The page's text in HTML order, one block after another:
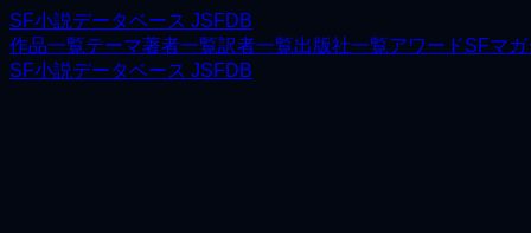
SF小説データベース JSFDB
作品一覧テーマ著者一覧訳者一覧出版社一覧アワードSFマガ
SF小説データベース JSFDB